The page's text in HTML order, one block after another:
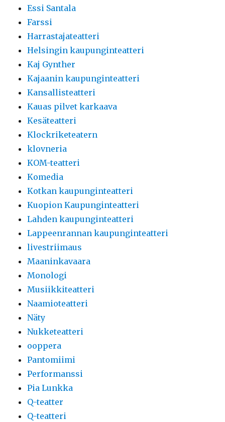
Essi Santala
Farssi
Harrastajateatteri
Helsingin kaupunginteatteri
Kaj Gynther
Kajaanin kaupunginteatteri
Kansallisteatteri
Kauas pilvet karkaava
Kesäteatteri
Klockriketeatern
klovneria
KOM-teatteri
Komedia
Kotkan kaupunginteatteri
Kuopion Kaupunginteatteri
Lahden kaupunginteatteri
Lappeenrannan kaupunginteatteri
livestriimaus
Maaninkavaara
Monologi
Musiikkiteatteri
Naamioteatteri
Näty
Nukketeatteri
ooppera
Pantomiimi
Performanssi
Pia Lunkka
Q-teatter
Q-teatteri